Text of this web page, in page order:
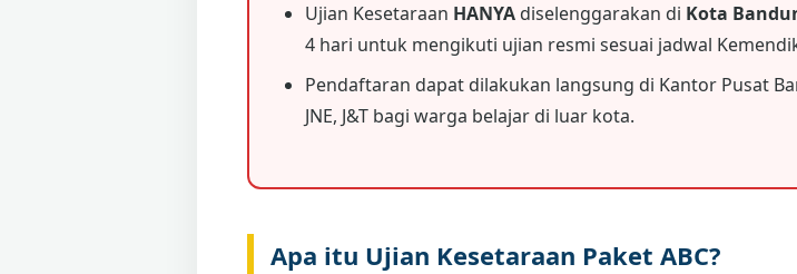
Ujian Kesetaraan HANYA diselenggarakan di Kota
4 hari untuk mengikuti ujian resmi sesuai jadwal
Pendaftaran dapat dilakukan langsung di Kantor Pusat
JNE, J&T bagi warga belajar di luar kota.
Apa itu Ujian Kesetaraan Paket ABC?